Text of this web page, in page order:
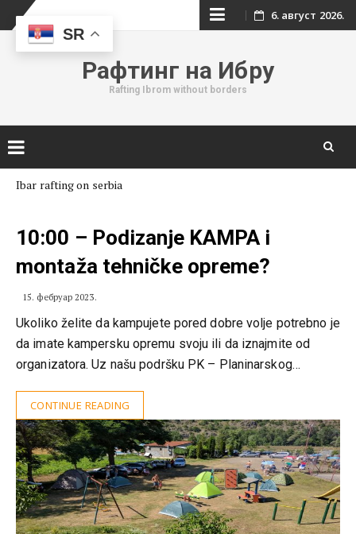
Skip
content
6. август 2026.
Рафтинг на Ибру
Rafting Ibrom without borders
Ibar rafting on serbia
10:00 – Podizanje KAMPA i
montaža tehničke opreme?
15. фебруар 2023.
Ukoliko želite da kampujete pored dobre volje potrebno je
da imate kampersku opremu svoju ili da iznajmite od
organizatora. Uz našu podršku PK – Planinarskog…
CONTINUE READING
SR